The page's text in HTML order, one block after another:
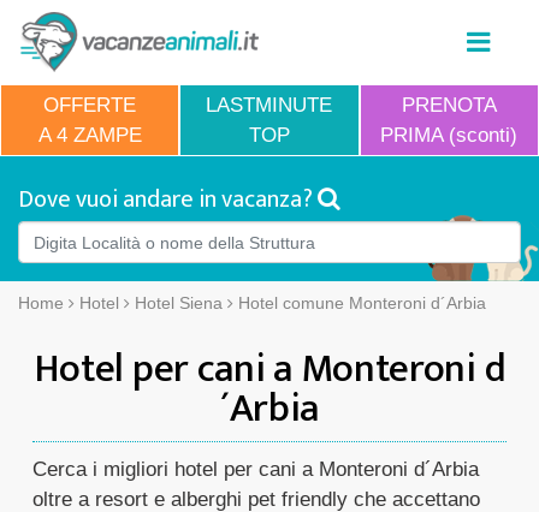
OFFERTE
A 4 ZAMPE
LASTMINUTE
TOP
PRENOTA
PRIMA (sconti)
Dove vuoi andare in vacanza?
Home Hotel Hotel Siena Hotel comune Monteroni d´Arbia
Hotel per cani a Monteroni d
´Arbia
Cerca i migliori hotel per cani a Monteroni d´Arbia
oltre a resort e alberghi pet friendly che accettano